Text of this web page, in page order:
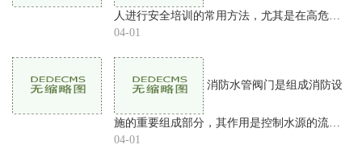
人进行安全培训的常用方法，尤其是在高危行
业和地区，必须定期展开演练，并加强对消防
练培训应该包含哪些
04-01
施的重要组成部分，其作用是控制水源的流
动，保证消防系统的正常运行。在消防水管系
04-01